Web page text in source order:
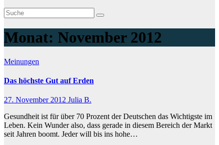
Monat: November 2012
Meinungen
Das höchste Gut auf Erden
27. November 2012 Julia B.
Gesundheit ist für über 70 Prozent der Deutschen das Wichtigste im
Leben. Kein Wunder also, dass gerade in diesem Bereich der Markt
seit Jahren boomt. Jeder will bis ins hohe…